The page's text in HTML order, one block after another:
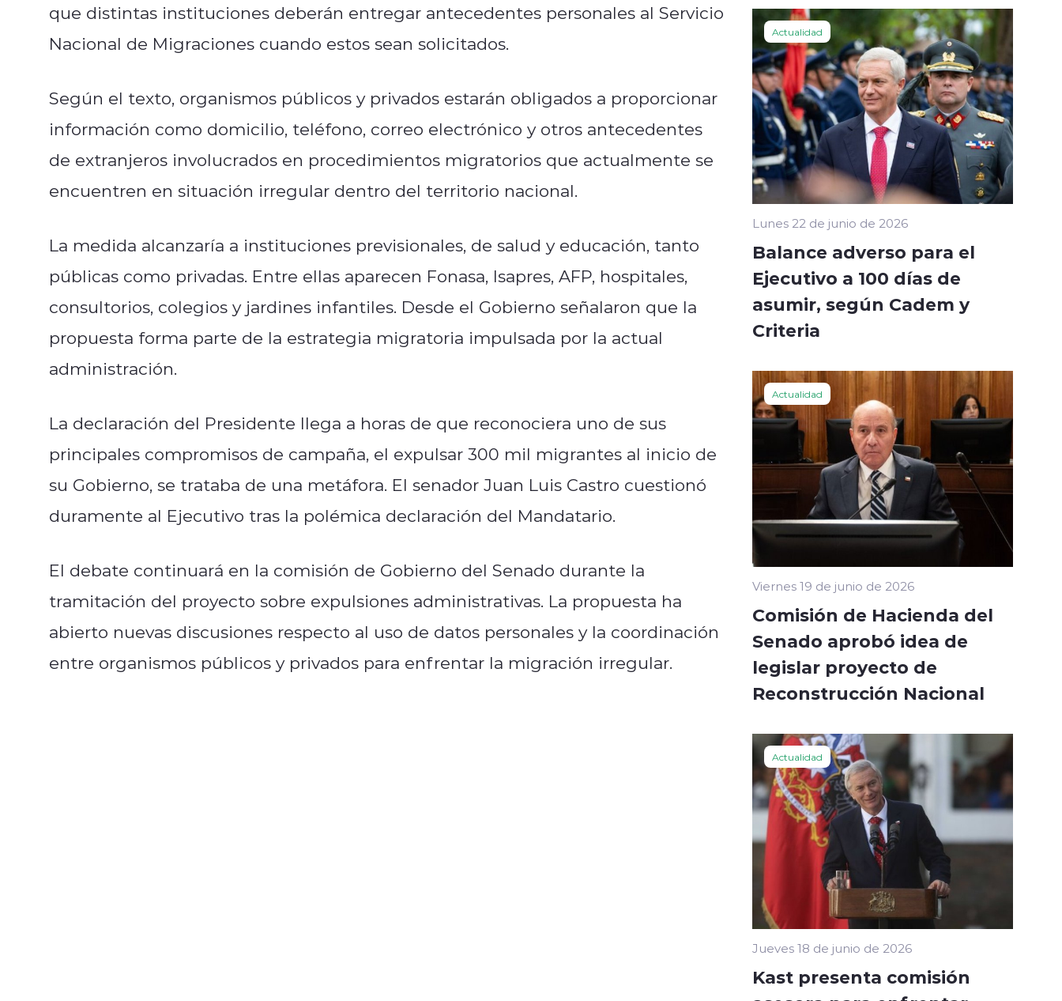
que distintas instituciones deberán entregar antecedentes personales al Servicio
Nacional de Migraciones cuando estos sean solicitados.
Según el texto, organismos públicos y privados estarán obligados a proporcionar
información como domicilio, teléfono, correo electrónico y otros antecedentes
de extranjeros involucrados en procedimientos migratorios que actualmente se
encuentren en situación irregular dentro del territorio nacional.
La medida alcanzaría a instituciones previsionales, de salud y educación, tanto
públicas como privadas. Entre ellas aparecen Fonasa, Isapres, AFP, hospitales,
consultorios, colegios y jardines infantiles. Desde el Gobierno señalaron que la
propuesta forma parte de la estrategia migratoria impulsada por la actual
administración.
La declaración del Presidente llega a horas de que reconociera uno de sus
principales compromisos de campaña, el expulsar 300 mil migrantes al inicio de
su Gobierno, se trataba de una metáfora. El senador Juan Luis Castro cuestionó
duramente al Ejecutivo tras la polémica declaración del Mandatario.
El debate continuará en la comisión de Gobierno del Senado durante la
tramitación del proyecto sobre expulsiones administrativas. La propuesta ha
abierto nuevas discusiones respecto al uso de datos personales y la coordinación
entre organismos públicos y privados para enfrentar la migración irregular.
Actualidad
Lunes 22 de junio de 2026
Balance adverso para el
Ejecutivo a 100 días de
asumir, según Cadem y
Criteria
Actualidad
Viernes 19 de junio de 2026
Comisión de Hacienda del
Senado aprobó idea de
legislar proyecto de
Reconstrucción Nacional
Actualidad
Jueves 18 de junio de 2026
Kast presenta comisión